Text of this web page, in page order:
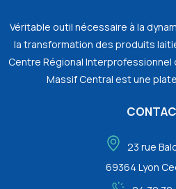
Véritable outil nécessaire à la
la transformation des produits
Centre Régional Interprofessionnel
Massif Central est une
23 rue
69364 Lyon